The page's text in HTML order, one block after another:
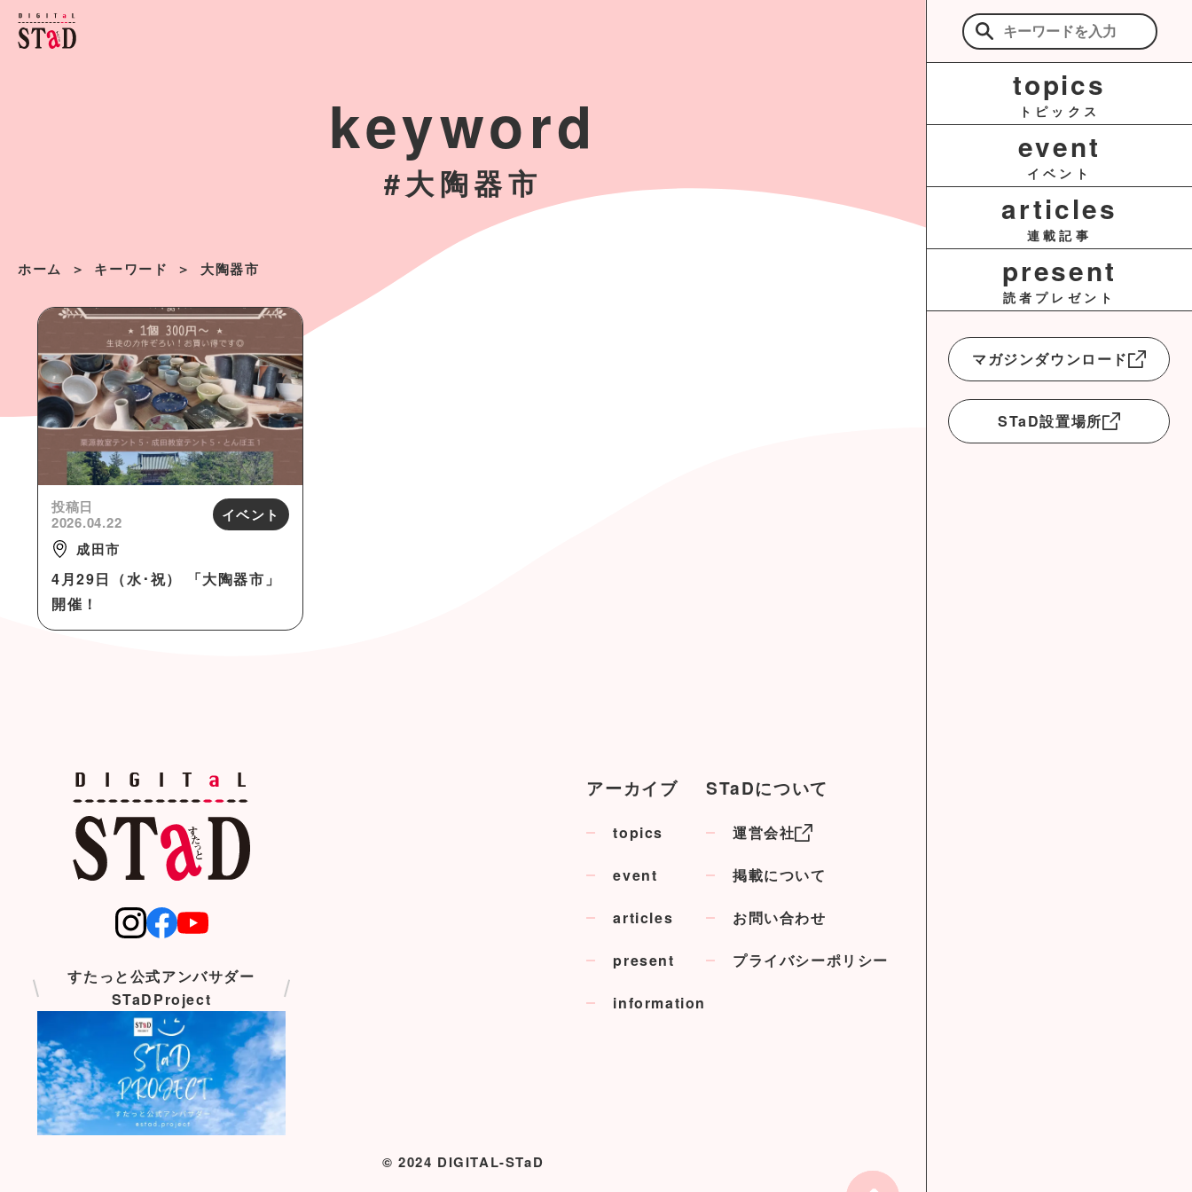
keyword
#大陶器市
ホーム キーワード 大陶器市
投稿日
2026.04.22
イベント
成田市
4月29日（水･祝） 「大陶器市」
開催！
すたっと公式アンバサダー
STaDProject
アーカイブ
topics
event
articles
present
information
STaDについて
運営会社
掲載について
お問い合わせ
プライバシーポリシー
© 2024 DIGITAL-STaD
検
索:
topics
トピックス
event
イベント
articles
連載記事
present
読者プレゼント
マガジンダウンロード
STaD設置場所